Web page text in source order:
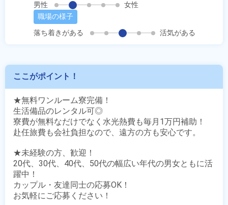
男性
女性
職場の様子
落ち着きがある
活気がある
ここがポイント！
★無料ワンルーム寮完備！
生活備品のレンタル可◎
寮費が無料なだけでなく水光熱費も毎月1万円補助！
赴任旅費も会社負担なので、遠方の方も安心です。
★未経験の方、歓迎！
20代、30代、40代、50代の幅広い年代の男女ともに活
躍中！
カップル・友達同士の応募OK！
お気軽にご応募ください！